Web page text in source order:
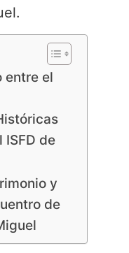
entre el
ISFD de
y
de